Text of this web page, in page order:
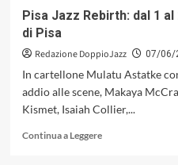
nuova
dei
Camp a
Poppi
(Ar)
Pisa Jazz Rebirth: dal 1
di Pisa
Redazione DoppioJazz 07/06/
In cartellone Mulatu Astatke
addio alle scene, Makaya
Kismet, Isaiah Collier,...
Continua a LeggereLeggi